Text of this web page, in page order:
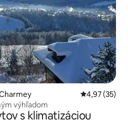
Priemerné
4,97 (35)
výhľadom
s klimatizáciou